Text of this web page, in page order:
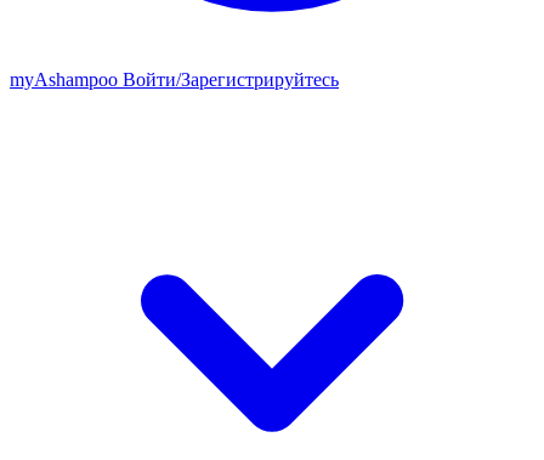
myAshampoo Войти/Зарегистрируйтесь